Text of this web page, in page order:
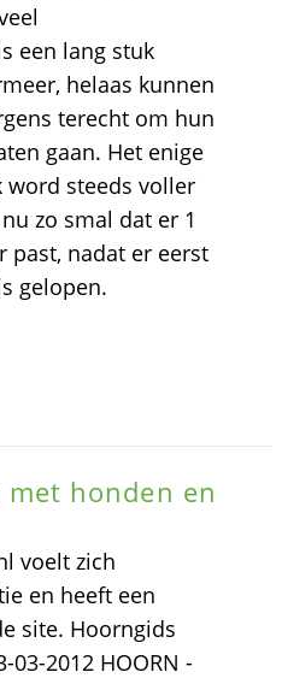
een lang stuk
helaas kunnen
terecht om hun
gaan. Het enige
word steeds voller
zo smal dat er 1
past, nadat er eerst
gelopen.
met honden en
voelt zich
en heeft een
site. Hoorngids
2012 HOORN -